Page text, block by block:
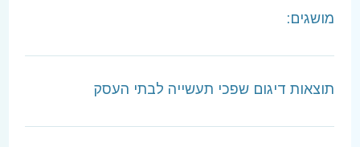
מושגים:
תוצאות דיגום שפכי תעשייה לבתי העסק